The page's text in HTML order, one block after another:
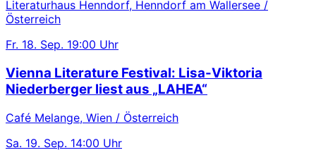
Literaturhaus Henndorf, Henndorf am Wallersee /
Österreich
Fr. 18. Sep. 19:00 Uhr
Vienna Literature Festival: Lisa-Viktoria
Niederberger liest aus „LAHEA“
Café Melange, Wien / Österreich
Sa. 19. Sep. 14:00 Uhr